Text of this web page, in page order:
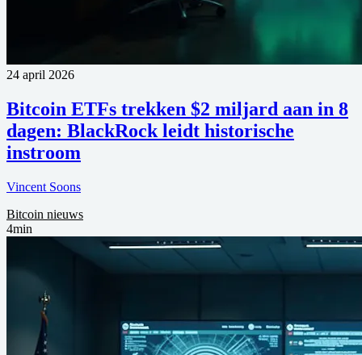
24 april 2026
Bitcoin ETFs trekken $2 miljard aan in 8
dagen: BlackRock leidt historische
instroom
Vincent Soons
Bitcoin nieuws
4min